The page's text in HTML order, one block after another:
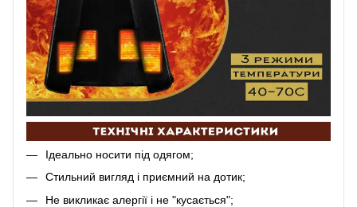
Ідеально носити під одягом;
Стильний вигляд і приємний на дотик;
Не викликає алергії і не "кусається";